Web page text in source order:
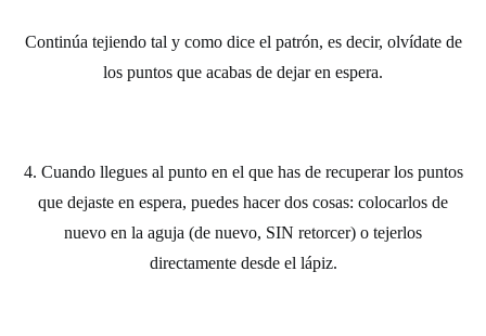
Continúa tejiendo tal y como dice el patrón, es decir, olvídate de
los puntos que acabas de dejar en espera.
4. Cuando llegues al punto en el que has de recuperar los puntos
que dejaste en espera, puedes hacer dos cosas: colocarlos de
nuevo en la aguja (de nuevo, SIN retorcer) o tejerlos
directamente desde el lápiz.